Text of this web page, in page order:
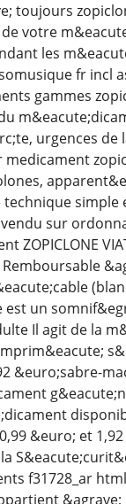
toujours
votre
les
fr incl
gammes
urgences
sur
est un
Il agit de la
&euro;sabre-
&euro; et
html